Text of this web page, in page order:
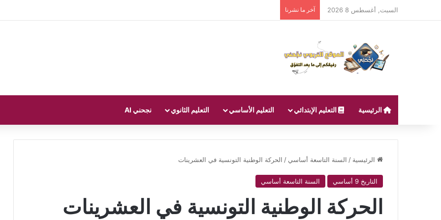
السبت, أغسطس 8 2026 آخر ما نشرنا
الرئيسية التعليم الإبتدائي التعليم الأساسي التعليم الثانوي نجحني AI
الرئيسية / السنة التاسعة أساسي / الحركة الوطنية التونسية في العشرينات
التاريخ 9 أساسي السنة التاسعة أساسي
الحركة الوطنية التونسية في العشرينات